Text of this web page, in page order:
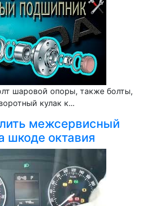
шаровой опоры, также болты,
кулак к...
межсервисный
шкоде октавия